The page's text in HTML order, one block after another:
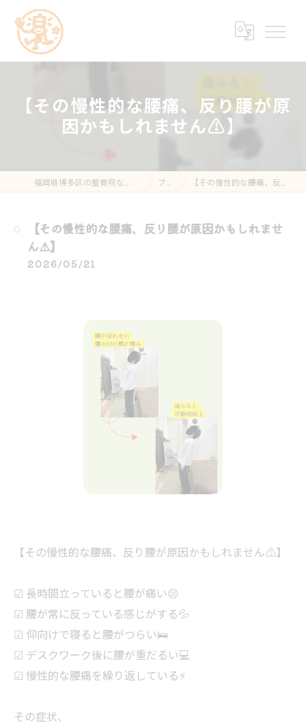
【その慢性的な腰痛、反り腰が原
因かもしれません⚠️】
ブログ 【その慢性的な腰痛、反り腰が原因かもしれません⚠️】
【その慢性的な腰痛、反り腰が原因かもしれませ
ん⚠️】
2026/05/21
【その慢性的な腰痛、反り腰が原因かもしれません⚠️】
☑ 長時間立っていると腰が痛い😣
☑ 腰が常に反っている感じがする💦
☑ 仰向けで寝ると腰がつらい🛌
☑ デスクワーク後に腰が重だるい💻
☑ 慢性的な腰痛を繰り返している⚡
その症状、